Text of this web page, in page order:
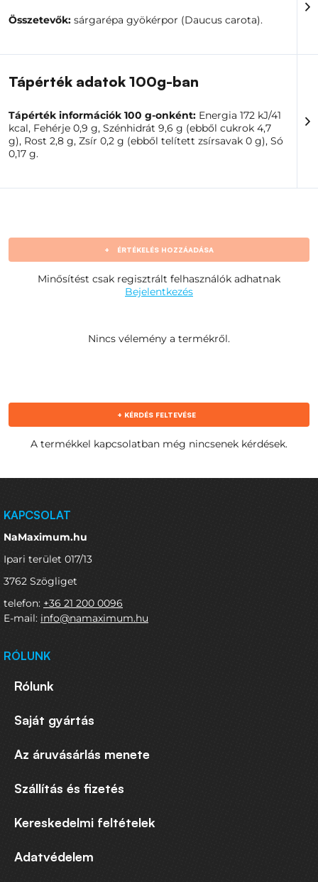
Azoknak, akik gyorsan szeretnék zöldséges
jelleggel gazdagítani ételeiket
szerelmeseinek
színekkel színezni
Otthoni pékeknek és kreatív szakácsoknak
szeretnének
A sárgarépapor egy egyszerű módja annak, hogy több
színt, ízt és kreativitást adj receptjeidhez. A praktikus
Összetevők: sárgarépa gyökérpor (Daucus carota).
Tápérték adatok 100g-ban
Tápérték információk 100 g-onként: Energia 172 kJ/41
kcal, Fehérje 0,9 g, Szénhidrát 9,6 g (ebből cukrok 4,7
g), Rost 2,8 g, Zsír 0,2 g (ebből telített zsírsavak 0 g), Só
0,17 g.
+ ÉRTÉKELÉS HOZZÁADÁSA
Minősítést csak regisztrált felhasználók adhatnak
Bejelentkezés
Nincs vélemény a termékről.
+ KÉRDÉS FELTEVÉSE
A termékkel kapcsolatban még nincsenek kérdések.
KAPCSOLAT
NaMaximum.hu
Ipari terület 017/13
3762 Szögliget
telefon: +36 21 200 0096
E-mail: info@namaximum.hu
RÓLUNK
Rólunk
Saját gyártás
Az áruvásárlás menete
Szállítás és fizetés
Kereskedelmi feltételek
Adatvédelem